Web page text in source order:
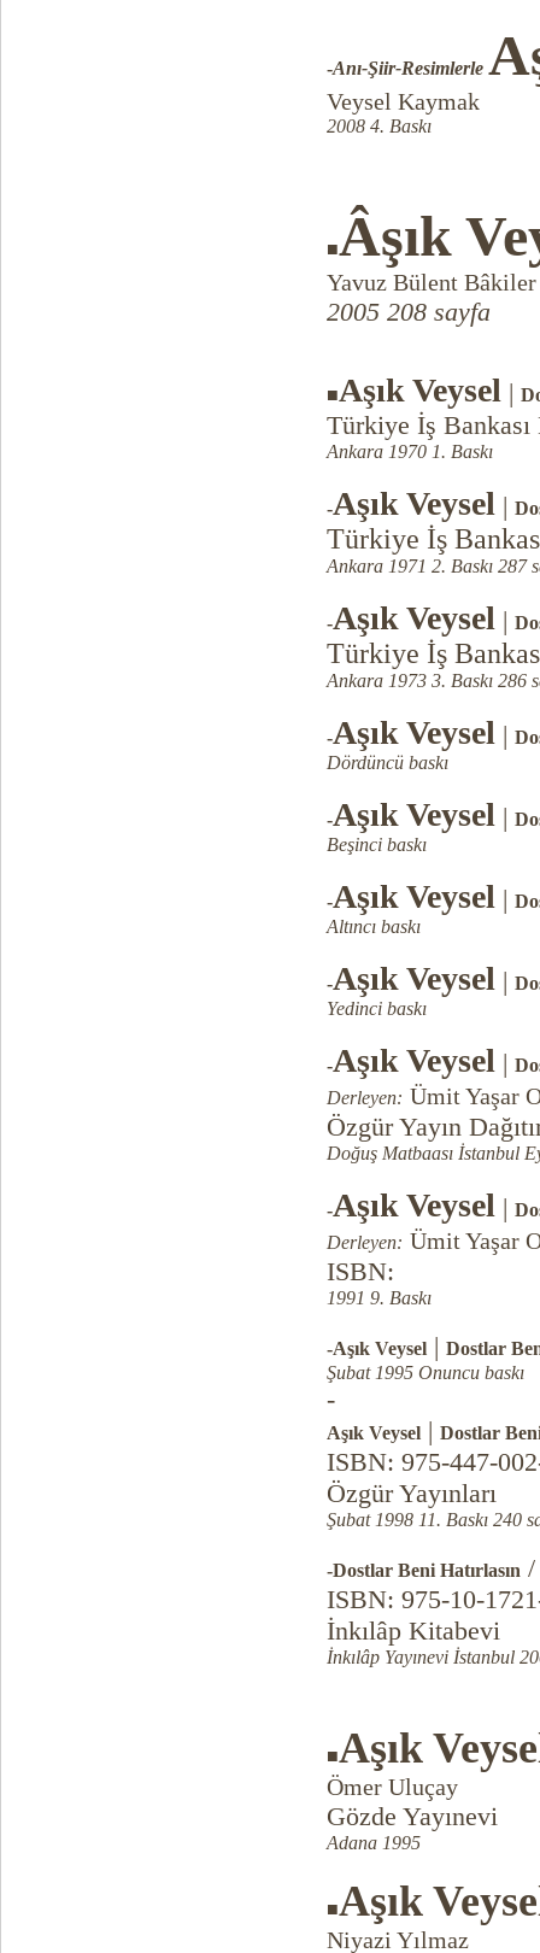
-Anı-Şiir-Resimlerle
Veysel Kaymak
2008 4. Baskı
■Âşık
Yavuz Bülent Bâkiler
2005 208 sayfa
■Aşık Veysel |
Türkiye İş Bankası
Ankara 1970 1. Baskı
-Aşık Veysel |
Türkiye İş
Ankara 1971 2. Baskı 287
-Aşık Veysel |
Türkiye İş
Ankara 1973 3. Baskı 286
-Aşık Veysel |
Dördüncü baskı
-Aşık Veysel |
Beşinci baskı
-Aşık Veysel |
Altıncı baskı
-Aşık Veysel |
Yedinci baskı
-Aşık Veysel |
Derleyen: Ümit Yaşar
Özgür Yayın
Doğuş Matbaası İstanbul
-Aşık Veysel |
Derleyen: Ümit Yaşar
ISBN:
1991 9. Baskı
-Aşık Veysel | Dostlar
Şubat 1995 Onuncu baskı
-
Aşık Veysel | Dostlar
ISBN: 975-447-
Özgür Yayınları
Şubat 1998 11. Baskı 240
-Dostlar Beni Hatırlasın
ISBN: 975-10-
İnkılâp Kitabevi
İnkılâp Yayınevi İstanbul
■Aşık
Ömer Uluçay
Gözde Yayınevi
Adana 1995
■Aşık
Niyazi Yılmaz